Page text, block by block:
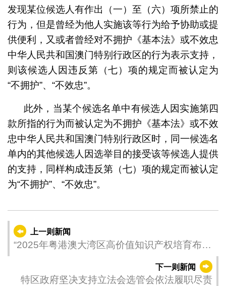
发现某位候选人有作出（一）至（六）项所禁止的
行为，但是曾经为他人实施该等行为给予协助或提
供便利，又或者曾经对不拥护 《基本法》或不效忠
中华人民共和国澳门特别行政区的行为表示支持，
则该候选人因违反第（七）项的规定而被认定为
“不拥护”、“不效忠”。
此外，当某个候选名单中有候选人因实施第四
款所指的行为而被认定为不拥护《基本法》或不效
忠中华人民共和国澳门特别行政区时，同一候选名
单内的其他候选人因选举目的接受该等候选人提供
的支持，同样构成违反第（七）项的规定而被认定
为“不拥护”、“不效忠”。
上一则新闻
“2025年粤港澳大湾区高价值知识产权培育布局
下一则新闻
特区政府坚决支持立法会选管会依法履职尽责